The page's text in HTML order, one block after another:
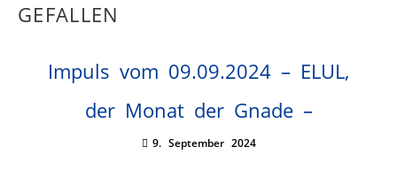
GEFALLEN
Impuls vom 09.09.2024 – ELUL,
der Monat der Gnade –
9. September 2024